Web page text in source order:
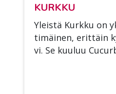
KURK­KU
Yleis­tä Kurk­ku on
ti­mäi­nen, erit­täin
vi. Se kuu­luu